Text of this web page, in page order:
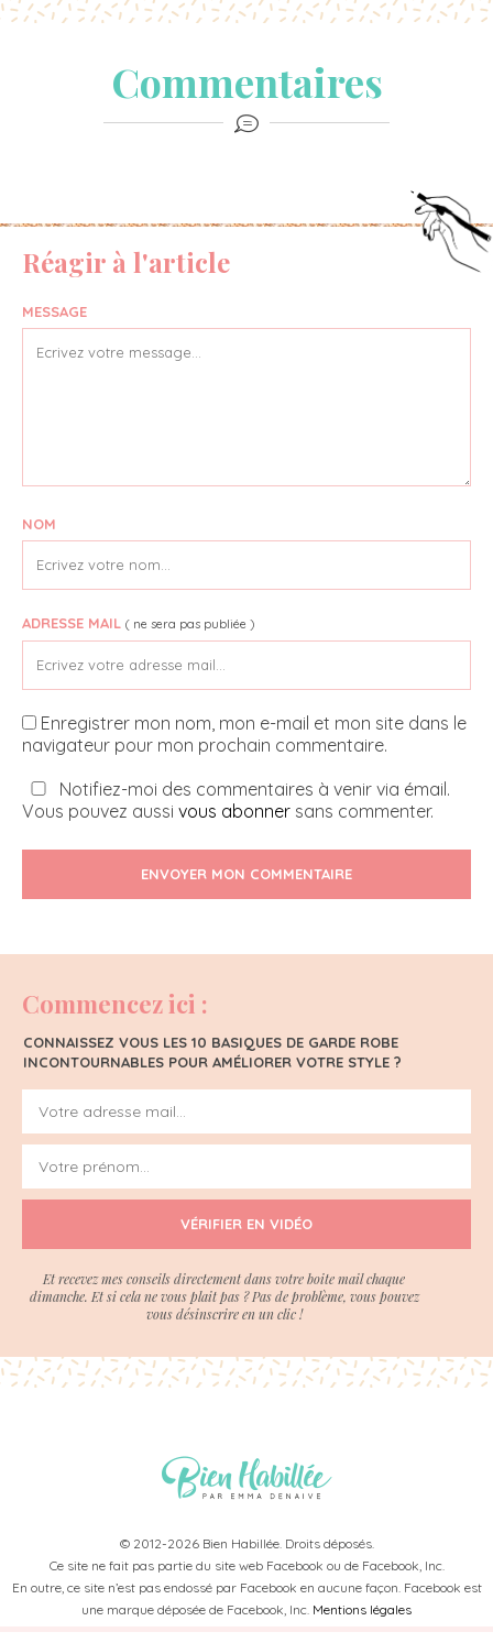
Commentaires
Réagir à l'article
MESSAGE
NOM
ADRESSE MAIL ( ne sera pas publiée )
Enregistrer mon nom, mon e-mail et mon site dans le
navigateur pour mon prochain commentaire.
Notifiez-moi des commentaires à venir via émail.
Vous pouvez aussi vous abonner sans commenter.
ENVOYER MON COMMENTAIRE
Commencez ici :
CONNAISSEZ VOUS LES 10 BASIQUES DE GARDE ROBE
INCONTOURNABLES POUR AMÉLIORER VOTRE STYLE ?
VÉRIFIER EN VIDÉO
Et recevez mes conseils directement dans votre boite mail chaque
dimanche. Et si cela ne vous plait pas ? Pas de problème, vous pouvez
vous désinscrire en un clic !
© 2012-2026 Bien Habillée. Droits déposés.
Ce site ne fait pas partie du site web Facebook ou de Facebook, Inc.
En outre, ce site n’est pas endossé par Facebook en aucune façon. Facebook est
une marque déposée de Facebook, Inc. Mentions légales